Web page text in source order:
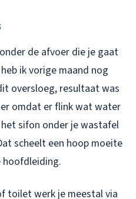
de afvoer die je gaat
ik vorige maand nog
oversloeg, resultaat was
omdat er flink wat water
sifon onder je wastafel
scheelt een hoop moeite
hoofdleiding.
toilet werk je meestal via